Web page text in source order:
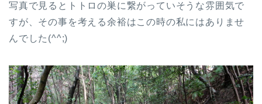
写真で見るとトトロの巣に繋がっていそうな雰囲気で
すが、その事を考える余裕はこの時の私にはありませ
んでした(^^;)